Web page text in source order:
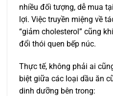
nhiều đối tượng, dễ mua
lợi. Việc truyền miệng về
“giảm cholesterol” cũng
đổi thói quen bếp núc.
Thực tế, không phải ai
biệt giữa các loại dầu ăn
dinh dưỡng bên trong: